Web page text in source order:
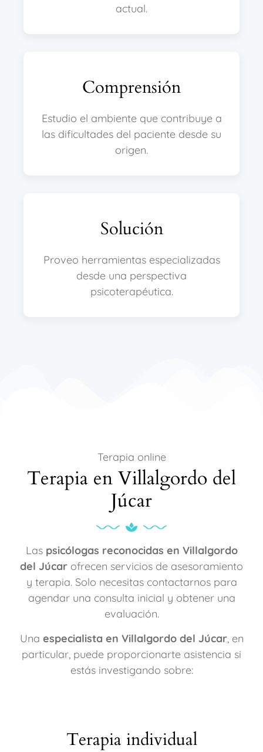
actual.
Comprensión
Estudio el ambiente que contribuye a
las dificultades del paciente desde su
origen.
Solución
Proveo herramientas especializadas
desde una perspectiva
psicoterapéutica.
Terapia online
Terapia en Villalgordo del
Júcar
Las psicólogas reconocidas en Villalgordo
del Júcar ofrecen servicios de asesoramiento
y terapia. Solo necesitas contactarnos para
agendar una consulta inicial y obtener una
evaluación.
Una especialista en Villalgordo del Júcar, en
particular, puede proporcionarte asistencia si
estás investigando sobre:
Terapia individual